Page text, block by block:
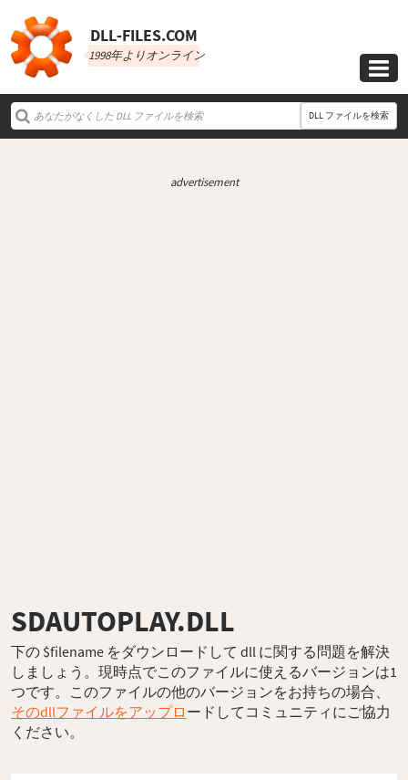
DLL‑FILES.COM
1998年よりオンライン

DLL ファイルを検索
advertisement
SDAUTOPLAY.DLL
下の $filename をダウンロードして dll に関する問題を解決
しましょう。現時点でこのファイルに使えるバージョンは1
つです。このファイルの他のバージョンをお持ちの場合、
そのdllファイルをアップロ ードしてコミュニティにご協力
ください。